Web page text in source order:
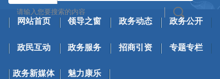
网站首页 领导之窗 政务动态 政务公开
政民互动 政务服务 招商引资 专题专栏
政务新媒体 魅力康乐